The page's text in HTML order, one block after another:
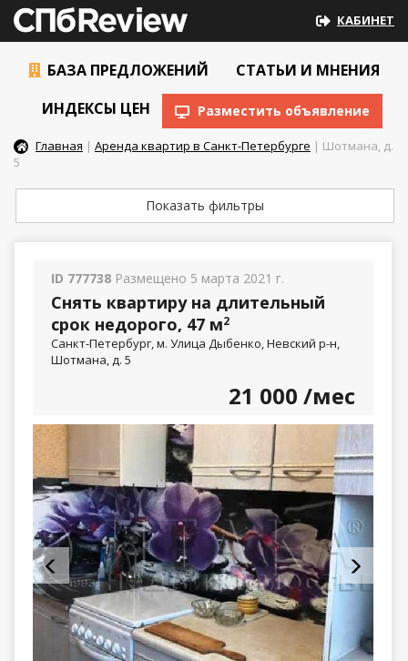
КАБИНЕТ
БАЗА ПРЕДЛОЖЕНИЙ
СТАТЬИ И МНЕНИЯ
ИНДЕКСЫ ЦЕН
Разместить объявление
Главная | Аренда квартир в Санкт-Петербурге | Шотмана, д.
5
Показать фильтры
ID 777738 Размещено 5 марта 2021 г.
Снять квартиру на длительный
срок недорого, 47 м2
Санкт-Петербург, м. Улица Дыбенко, Невский р-н,
Шотмана, д. 5
21 000 /мес